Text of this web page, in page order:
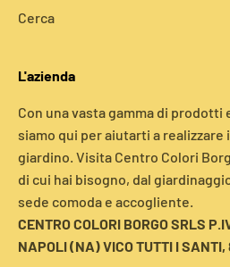
Cerca
L'azienda
Con una vasta gamma di
siamo qui per aiutarti a
giardino. Visita Centro Colori
di cui hai bisogno, dal
sede comoda e accogliente.
CENTRO COLORI BORGO SRLS
NAPOLI (NA) VICO TUTTI I SANTI,